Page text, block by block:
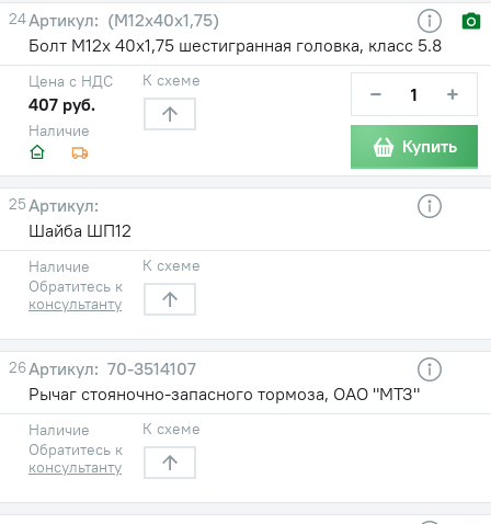
24
(М12х40х1,75)
Болт М12х 40х1,75 шестигранная головка, класс 5.8
Наличие
Цена с НДС
407 руб.
К схеме − +
Купить
25
Шайба ШП12
Наличие
Обратитесь к
консультанту
К схеме
26
70-3514107
Рычаг стояночно-запасного тормоза, ОАО "МТЗ"
Наличие
Обратитесь к
консультанту
К схеме